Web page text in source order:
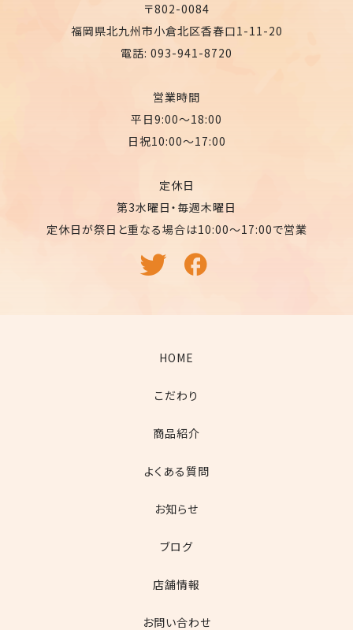
〒802-0084
福岡県北九州市小倉北区香春口1-11-20
電話: 093-941-8720
営業時間
平日9:00〜18:00
日祝10:00〜17:00
定休日
第3水曜日・毎週木曜日
定休日が祭日と重なる場合は10:00〜17:00で営業
HOME
こだわり
商品紹介
よくある質問
お知らせ
ブログ
店舗情報
お問い合わせ